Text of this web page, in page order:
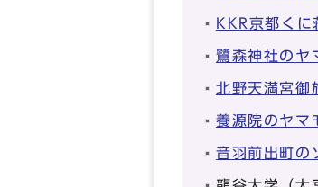
KKR京都くに
鷺森神社のヤ
北野天満宮御
養源院のヤマ
音羽前出町の